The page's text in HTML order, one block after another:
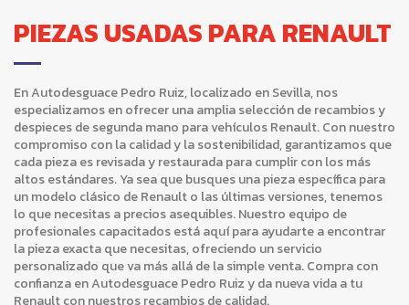
PIEZAS USADAS PARA RENAULT
En Autodesguace Pedro Ruiz, localizado en Sevilla, nos
especializamos en ofrecer una amplia selección de recambios y
despieces de segunda mano para vehículos Renault. Con nuestro
compromiso con la calidad y la sostenibilidad, garantizamos que
cada pieza es revisada y restaurada para cumplir con los más
altos estándares. Ya sea que busques una pieza específica para
un modelo clásico de Renault o las últimas versiones, tenemos
lo que necesitas a precios asequibles. Nuestro equipo de
profesionales capacitados está aquí para ayudarte a encontrar
la pieza exacta que necesitas, ofreciendo un servicio
personalizado que va más allá de la simple venta. Compra con
confianza en Autodesguace Pedro Ruiz y da nueva vida a tu
Renault con nuestros recambios de calidad.